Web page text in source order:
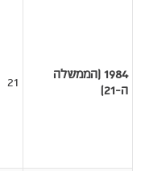
1984 (הממשלה
ה-21)
21